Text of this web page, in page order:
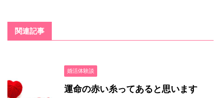
関連記事
婚活体験談
運命の赤い糸ってあると思います